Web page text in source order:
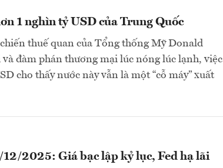
1 nghìn tỷ USD của Trung Quốc
thuế quan của Tổng thống Mỹ Donald
đàm phán thương mại lúc nóng lúc lạnh, việc
cho thấy nước này vẫn là một “cỗ máy” xuất
2025: Giá bạc lập kỷ lục, Fed hạ lãi